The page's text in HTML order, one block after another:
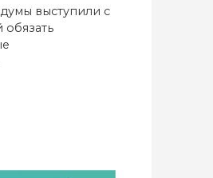
выступили с
обязать